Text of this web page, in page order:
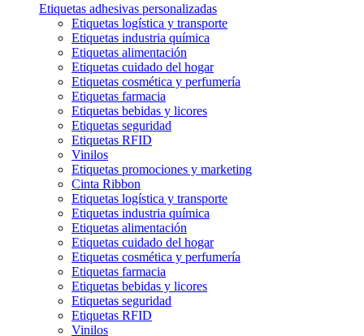
Etiquetas adhesivas personalizadas
Etiquetas logística y transporte
Etiquetas industria química
Etiquetas alimentación
Etiquetas cuidado del hogar
Etiquetas cosmética y perfumería
Etiquetas farmacia
Etiquetas bebidas y licores
Etiquetas seguridad
Etiquetas RFID
Vinilos
Etiquetas promociones y marketing
Cinta Ribbon
Etiquetas logística y transporte
Etiquetas industria química
Etiquetas alimentación
Etiquetas cuidado del hogar
Etiquetas cosmética y perfumería
Etiquetas farmacia
Etiquetas bebidas y licores
Etiquetas seguridad
Etiquetas RFID
Vinilos